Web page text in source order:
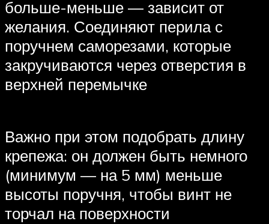
больше-меньше — зависит от
желания. Соединяют перила с
поручнем саморезами, которые
закручиваются через отверстия в
верхней перемычке
Важно при этом подобрать длину
крепежа: он должен быть немного
(минимум — на 5 мм) меньше
высоты поручня, чтобы винт не
торчал на поверхности